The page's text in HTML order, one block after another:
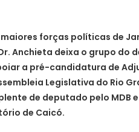
forças políticas de
Anchieta deixa o grupo do
a pré-candidatura de
Legislativa do Rio
de deputado pelo MDB e
de Caicó.